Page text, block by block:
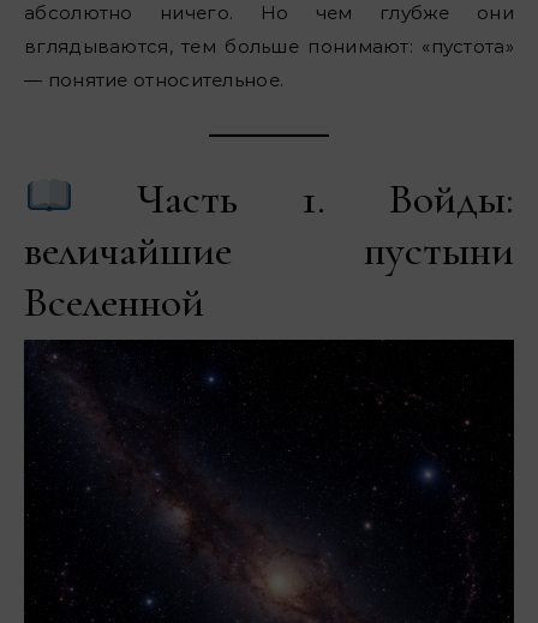
абсолютно ничего. Но чем глубже они
вглядываются, тем больше понимают: «пустота»
— понятие относительное.
Часть 1. Войды:
величайшие пустыни
Вселенной